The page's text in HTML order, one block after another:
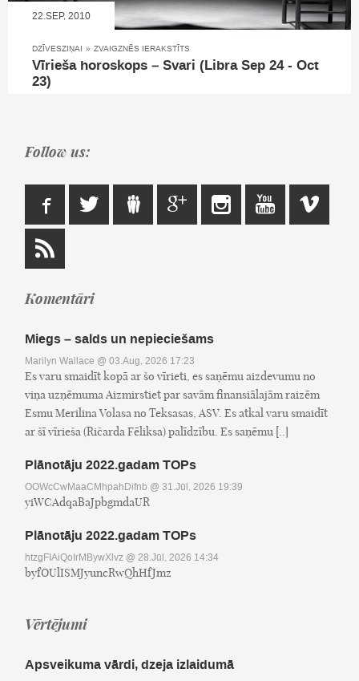
22.SEP, 2010
DZĪVESZIŅAI » ZVAIGZNĒS IERAKSTĪTS
Vīrieša horoskops – Svari (Libra Sep 24 - Oct
23)
Follow us:
Komentāri
Miegs – salds un nepieciešams
Marilyn Wallace @ 03.Aug, 2026 17:23
Es varu smaidīt kopā ar šo vīrieti, es saņēmu aizdevumu no
viņa uzņēmuma Aizmirstiet par savām finansiālajām raizēm
Esmu Merilina Volasa no Teksasas, ASV. Es atkal varu smaidīt
ar šī vīrieša (Ričarda Fēliksa) palīdzību. Es saņēmu [..]
Plānotāju 2022.gadam TOPs
OOWcCwMaaCMhpahDifnb @ 31.Jūl, 2026 19:39
yiWCAdqaBaJpbgmdaUR
Plānotāju 2022.gadam TOPs
htzgFIAiQoIrMBywXlvz @ 28.Jūl, 2026 14:34
byfOUlISMJyuncRwQhHfJmz
Vērtējumi
Apsveikuma vārdi, dzeja izlaidumā